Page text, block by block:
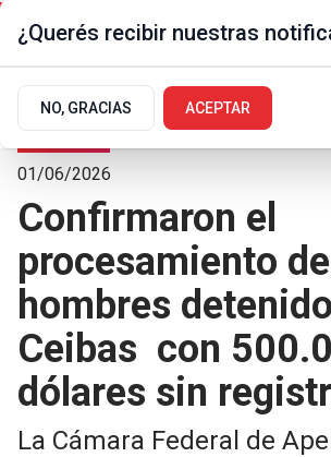
Judiciales
01/06/2026
Confirmaron el
procesamiento
hombres
Ceibas con
dólares sin
La Cámara Federal de
¿Querés recibir nuestras
NO, GRACIAS ACEPTAR